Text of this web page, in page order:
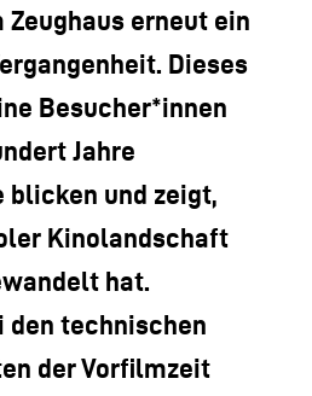
Zeughaus erneut ein
Dieses
Besucher*innen
Jahre
und zeigt,
Kinolandschaft
hat.
den technischen
der Vorfilmzeit